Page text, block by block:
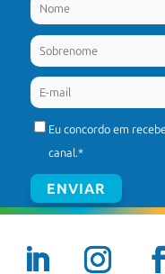
Eu concordo em
canal.*